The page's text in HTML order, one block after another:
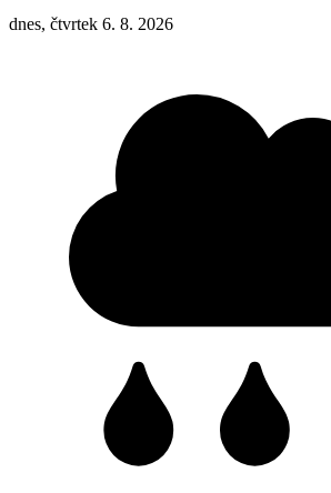
dnes, čtvrtek 6. 8. 2026